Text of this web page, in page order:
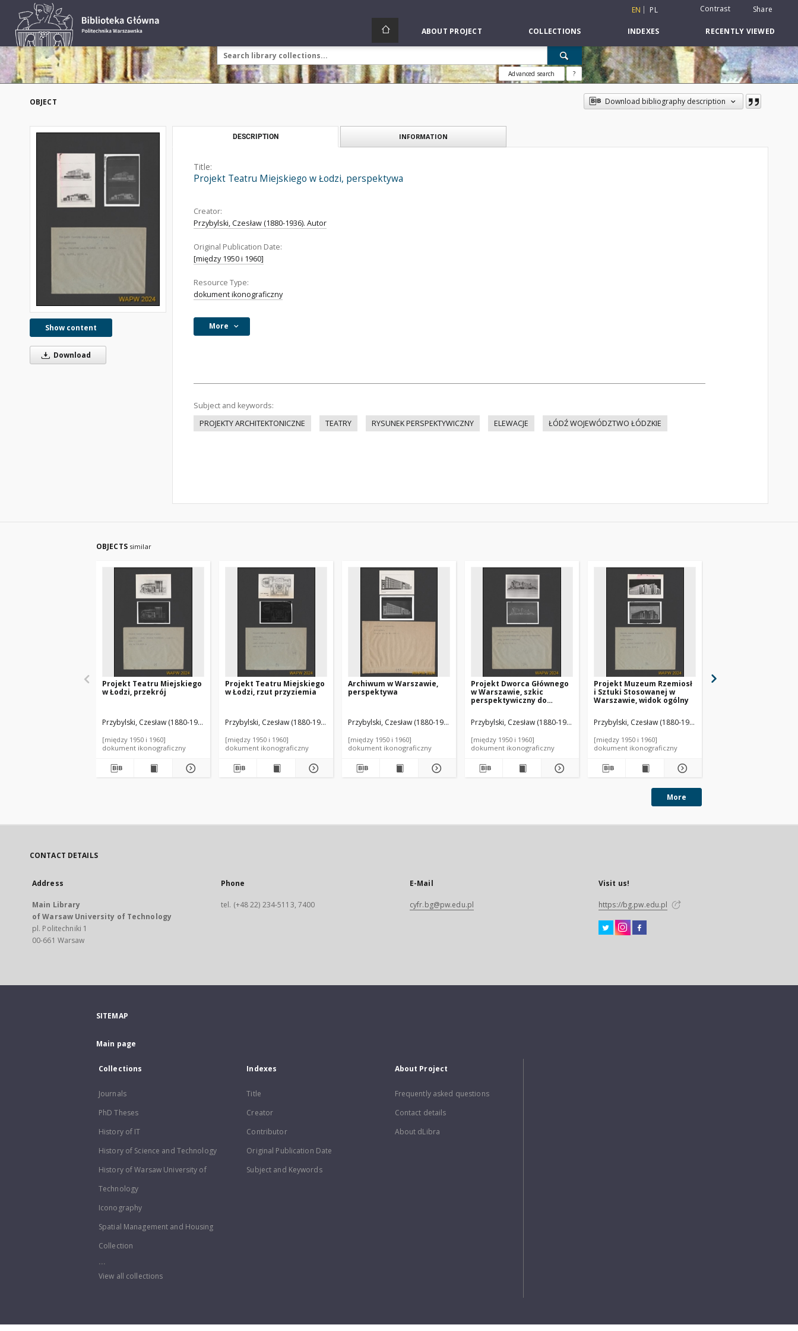
EN PL Contrast Share
ABOUT PROJECT COLLECTIONS INDEXES RECENTLY VIEWED
Advanced search ?
OBJECT Download bibliography description
Show content
Download
DESCRIPTION INFORMATION
Title:
Projekt Teatru Miejskiego w Łodzi, perspektywa
Creator:
Przybylski, Czesław (1880-1936). Autor
Original Publication Date:
[między 1950 i 1960]
Resource Type:
dokument ikonograficzny
More
Subject and keywords:
PROJEKTY ARCHITEKTONICZNE
TEATRY RYSUNEK PERSPEKTYWICZNY ELEWACJE ŁÓDŹ WOJEWÓDZTWO ŁÓDZKIE
OBJECTS similar
Projekt Teatru Miejskiego
w Łodzi, przekrój
Przybylski, Czesław (1880-1936). Autor
[między 1950 i 1960]
dokument ikonograficzny
Projekt Teatru Miejskiego
w Łodzi, rzut przyziemia
Przybylski, Czesław (1880-1936). Autor
[między 1950 i 1960]
dokument ikonograficzny
Archiwum w Warszawie,
perspektywa
Przybylski, Czesław (1880-1936). Autor
[między 1950 i 1960]
dokument ikonograficzny
Projekt Dworca Głównego
w Warszawie, szkic
perspektywiczny do
Przybylski, Czesław (1880-1936). Autor
[między 1950 i 1960]
dokument ikonograficzny
Projekt Muzeum Rzemiosł
i Sztuki Stosowanej w
Warszawie, widok ogólny
Przybylski, Czesław (1880-1936). Autor
[między 1950 i 1960]
dokument ikonograficzny
More
CONTACT DETAILS
Address
Main Library
of Warsaw University of Technology
pl. Politechniki 1
00-661 Warsaw
Phone
tel. (+48 22) 234-5113, 7400
E-Mail
cyfr.bg@pw.edu.pl
Visit us!
https://bg.pw.edu.pl
SITEMAP
Main page
Collections
Journals
PhD Theses
History of IT
History of Science and Technology
History of Warsaw University of
Technology
Iconography
Spatial Management and Housing
Collection
...
View all collections
Indexes
Title
Creator
Contributor
Original Publication Date
Subject and Keywords
About Project
Frequently asked questions
Contact details
About dLibra